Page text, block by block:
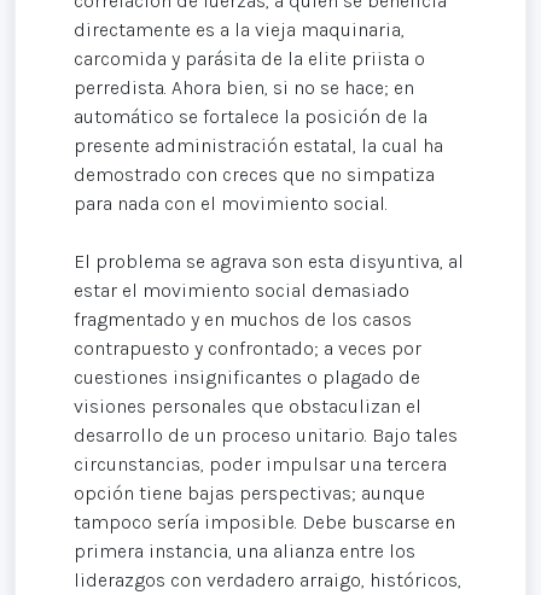
directamente es a la vieja maquinaria,
carcomida y parásita de la elite priista o
perredista. Ahora bien, si no se hace; en
automático se fortalece la posición de la
presente administración estatal, la cual ha
demostrado con creces que no simpatiza
para nada con el movimiento social.
El problema se agrava son esta disyuntiva, al
estar el movimiento social demasiado
fragmentado y en muchos de los casos
contrapuesto y confrontado; a veces por
cuestiones insignificantes o plagado de
visiones personales que obstaculizan el
desarrollo de un proceso unitario. Bajo tales
circunstancias, poder impulsar una tercera
opción tiene bajas perspectivas; aunque
tampoco sería imposible. Debe buscarse en
primera instancia, una alianza entre los
liderazgos con verdadero arraigo, históricos,